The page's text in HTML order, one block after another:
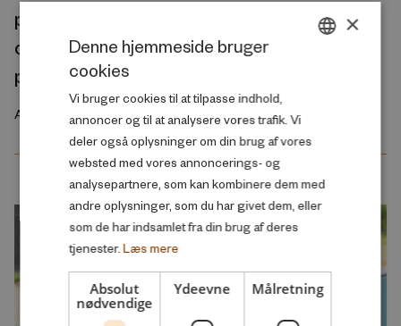
perspective on the gendered nature of
couples’ employment preconditions for
parenthood
August 2026
×
Denne hjemmeside bruger
cookies
Vi bruger cookies til at tilpasse indhold,
annoncer og til at analysere vores trafik. Vi
deler også oplysninger om din brug af vores
websted med vores annoncerings- og
analysepartnere, som kan kombinere dem med
andre oplysninger, som du har givet dem, eller
som de har indsamlet fra din brug af deres
tjenester. Læs mere
Absolut
nødvendige
Ydeevne Målretning